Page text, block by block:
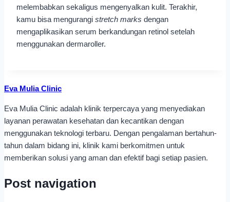
melembabkan sekaligus mengenyalkan kulit. Terakhir,
kamu bisa mengurangi stretch marks dengan
mengaplikasikan serum berkandungan retinol setelah
menggunakan dermaroller.
Eva Mulia Clinic
Eva Mulia Clinic adalah klinik terpercaya yang menyediakan
layanan perawatan kesehatan dan kecantikan dengan
menggunakan teknologi terbaru. Dengan pengalaman bertahun-
tahun dalam bidang ini, klinik kami berkomitmen untuk
memberikan solusi yang aman dan efektif bagi setiap pasien.
Post navigation